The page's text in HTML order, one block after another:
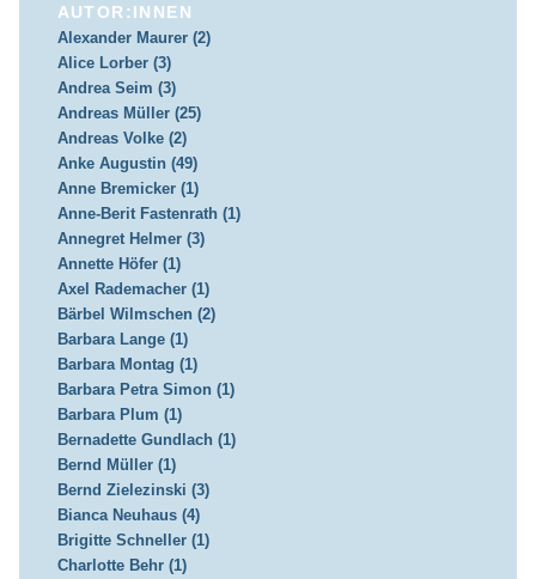
AUTOR:INNEN
Alexander Maurer (2)
Alice Lorber (3)
Andrea Seim (3)
Andreas Müller (25)
Andreas Volke (2)
Anke Augustin (49)
Anne Bremicker (1)
Anne-Berit Fastenrath (1)
Annegret Helmer (3)
Annette Höfer (1)
Axel Rademacher (1)
Bärbel Wilmschen (2)
Barbara Lange (1)
Barbara Montag (1)
Barbara Petra Simon (1)
Barbara Plum (1)
Bernadette Gundlach (1)
Bernd Müller (1)
Bernd Zielezinski (3)
Bianca Neuhaus (4)
Brigitte Schneller (1)
Charlotte Behr (1)